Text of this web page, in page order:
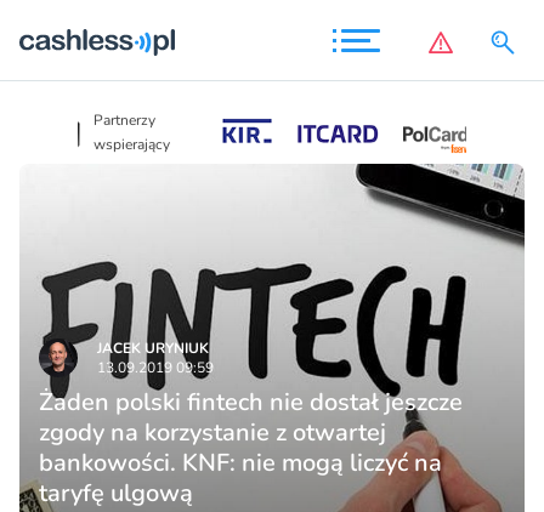
Partnerzy
wspierający
JACEK URYNIUK
13.09.2019 09:59
Żaden polski fintech nie dostał jeszcze
zgody na korzystanie z otwartej
bankowości. KNF: nie mogą liczyć na
taryfę ulgową